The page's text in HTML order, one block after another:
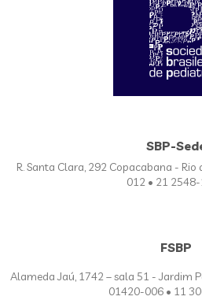
SBP-
R. Santa Clara, 292 Copacabana - Rio
012 • 21
FSBP
Alameda Jaú, 1742 – sala 51 - Jardim
01420-006 • 11